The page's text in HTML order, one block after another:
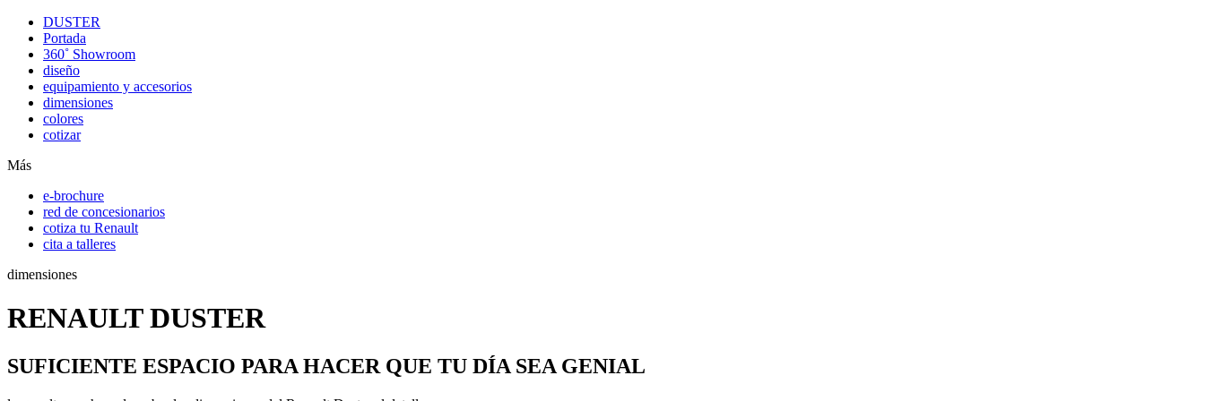
DUSTER
Portada
360˚ Showroom
diseño
equipamiento y accesorios
dimensiones
colores
cotizar
Más
e-brochure
red de concesionarios
cotiza tu Renault
cita a talleres
dimensiones
RENAULT DUSTER
SUFICIENTE ESPACIO PARA HACER QUE TU DÍA SEA GENIAL